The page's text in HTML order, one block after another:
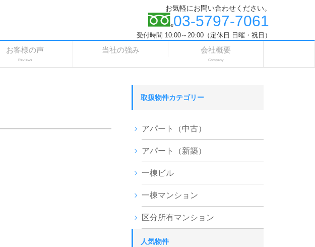
お気軽にお問い合わせください。
03-5797-7061
受付時間 10:00～20:00（定休日 日曜・祝日）
お客様の声
Reviews
当社の強み 会社概要
Company
取扱物件カテゴリー
アパート（中古）
アパート（新築）
一棟ビル
一棟マンション
区分所有マンション
人気物件